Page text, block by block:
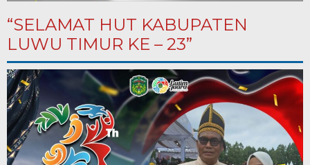
“SELAMAT HUT KABUPATEN
LUWU TIMUR KE – 23”